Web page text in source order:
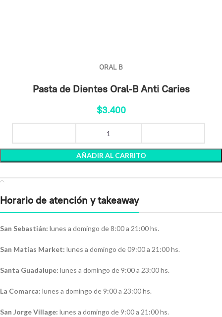
ORAL B
Pasta de Dientes Oral-B Anti Caries
$3.400
AÑADIR AL CARRITO
Horario de atención y takeaway
San Sebastián: lunes a domingo de 8:00 a 21:00 hs.
San Matías Market: lunes a domingo de 09:00 a 21:00 hs.
Santa Guadalupe: lunes a domingo de 9:00 a 23:00 hs.
La Comarca: lunes a domingo de 9:00 a 23:00 hs.
San Jorge Village: lunes a domingo de 9:00 a 21:00 hs.